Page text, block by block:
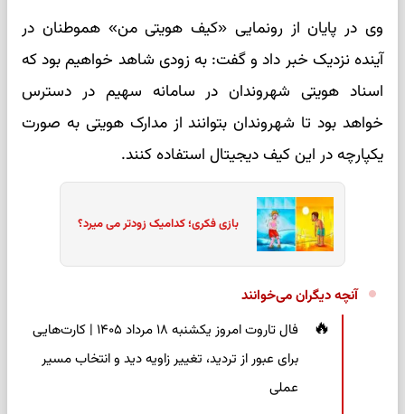
وی در پایان از رونمایی «کیف هویتی من» هموطنان در
آینده نزدیک خبر داد و گفت: به زودی شاهد خواهیم بود که
اسناد هویتی شهروندان در سامانه سهیم در دسترس
خواهد بود تا شهروندان بتوانند از مدارک هویتی به صورت
یکپارچه در این کیف دیجیتال استفاده کنند.
بازی فکری؛ کدامیک زودتر می میرد؟
آنچه دیگران می‌خوانند
فال تاروت امروز یکشنبه ۱۸ مرداد ۱۴۰۵ | کارت‌هایی
برای عبور از تردید، تغییر زاویه دید و انتخاب مسیر
عملی